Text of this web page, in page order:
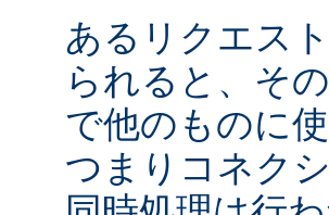
あるリクエス
られると、そ
で他のものに
つまりコネク